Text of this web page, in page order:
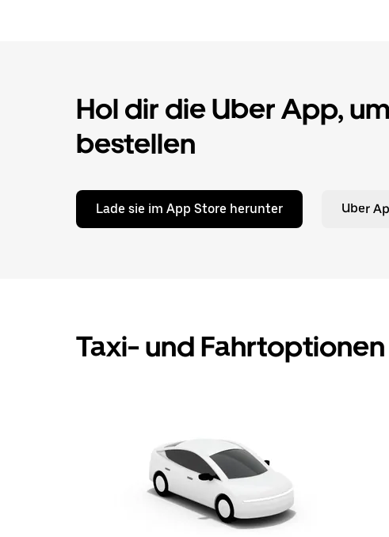
Hol dir die Uber App,
bestellen
Lade sie im App Store herunter Uber
Taxi- und